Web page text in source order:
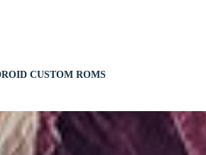
CUSTOM ROMS